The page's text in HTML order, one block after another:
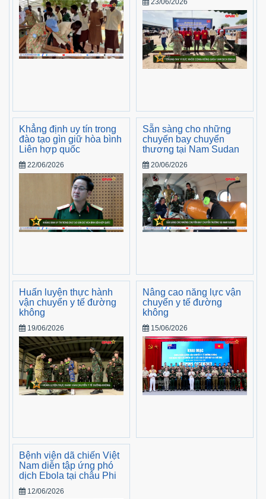
23/06/2026
Khẳng định uy tín trong
đào tạo gìn giữ hòa bình
Liên hợp quốc
22/06/2026
Sẵn sàng cho những
chuyến bay chuyển
thương tại Nam Sudan
20/06/2026
Huấn luyện thực hành
vận chuyển y tế đường
không
19/06/2026
Nâng cao năng lực vận
chuyển y tế đường
không
15/06/2026
Bệnh viện dã chiến Việt
Nam diễn tập ứng phó
dịch Ebola tại châu Phi
12/06/2026